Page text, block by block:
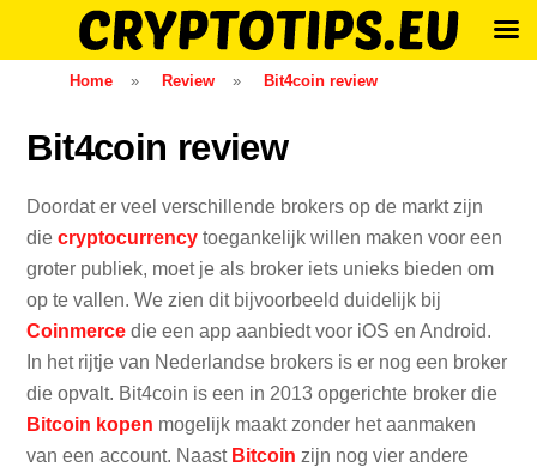
content
Home » Review » Bit4coin review
Bit4coin review
Doordat er veel verschillende brokers op de markt zijn
diecryptocurrency toegankelijk willen maken voor een
groter publiek, moet je als broker iets unieks bieden om
op te vallen. We zien dit bijvoorbeeld duidelijk bij
Coinmerce die een app aanbiedt voor iOS en Android.
In het rijtje van Nederlandse brokers is er nog een broker
die opvalt. Bit4coin is een in 2013 opgerichte broker die
Bitcoin kopen mogelijk maakt zonder het aanmaken
van een account. Naast Bitcoin zijn nog vier andere